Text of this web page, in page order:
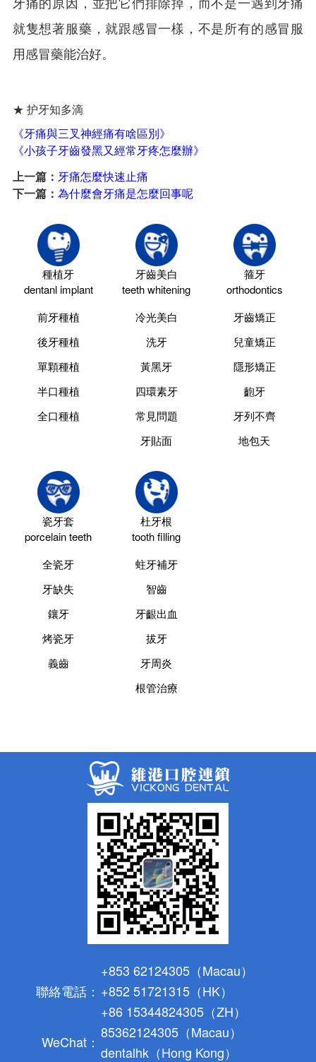
就隻想著服藥，就跟感冒一樣，不是所有的感冒服
用感冒藥能治好。
★ 护牙知多滴
《牙痛與三叉神經痛有啥區別》
《小孩子牙齒發黑又經常牙疼怎麼辦》
上一篇： 牙痛怎麼快速止痛
下一篇： 為什麼會牙痛是怎麼回事呢
種植牙
dentanl implant
前牙種植
後牙種植
單顆種植
半口種植
全口種植
牙齒美白
teeth whitening
冷光美白
洗牙
黃黑牙
四環素牙
常見問題
牙貼面
箍牙
orthodontics
牙齒矯正
兒童矯正
隱形矯正
齙牙
牙列不齊
地包天
瓷牙套
porcelain teeth
全瓷牙
牙缺失
鑲牙
烤瓷牙
義齒
杜牙根
tooth filling
蛀牙補牙
智齒
牙齦出血
拔牙
牙周炎
根管治療
聯絡電話：
+853 62124305（Macau）
+852 51721315（HK）
+86 15344824305（ZH）
WeChat：
85362124305（Macau）
dentalhk（Hong Kong）